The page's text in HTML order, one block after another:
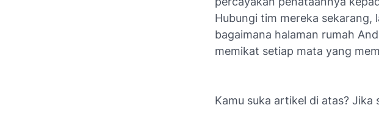
Hubungi tim mereka sekarang,
bagaimana halaman rumah
memikat setiap mata yang
Kamu suka artikel di atas? Jika